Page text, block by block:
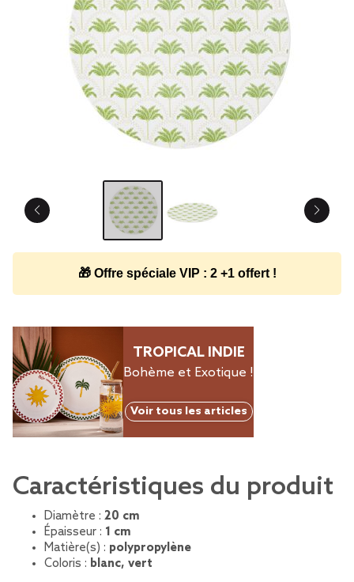
🎁 Offre spéciale VIP : 2 +1 offert !
TROPICAL INDIE
Bohème et Exotique !
Voir tous les articles
Caractéristiques du produit
Diamètre : 20 cm
Épaisseur : 1 cm
Matière(s) : polypropylène
Coloris : blanc, vert